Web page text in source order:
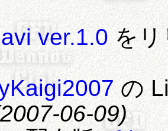
ver.1.0をリ
の
06-09)